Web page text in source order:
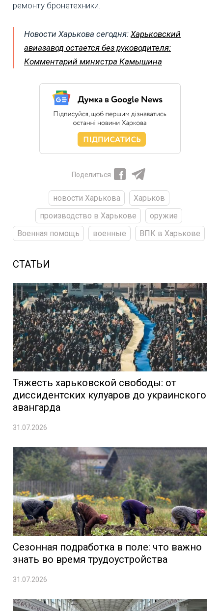
ремонту бронетехники.
Новости Харькова сегодня: Харьковский
авиазавод остается без руководителя:
Комментарий министра Камышина
Поделиться
новости Харькова
Харьков
производство в Харькове
оружие
Военная помощь
военные ВПК в Харькове
СТАТЬИ
Тяжесть харьковской свободы: от
диссидентских кулуаров до украинского
авангарда
31.07.2026
Сезонная подработка в поле: что важно
знать во время трудоустройства
31.07.2026